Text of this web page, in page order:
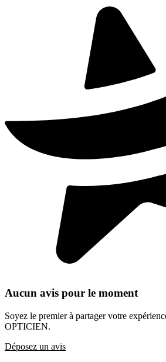
Aucun avis pour le moment
Soyez le premier à partager votre
OPTICIEN.
Déposez un avis